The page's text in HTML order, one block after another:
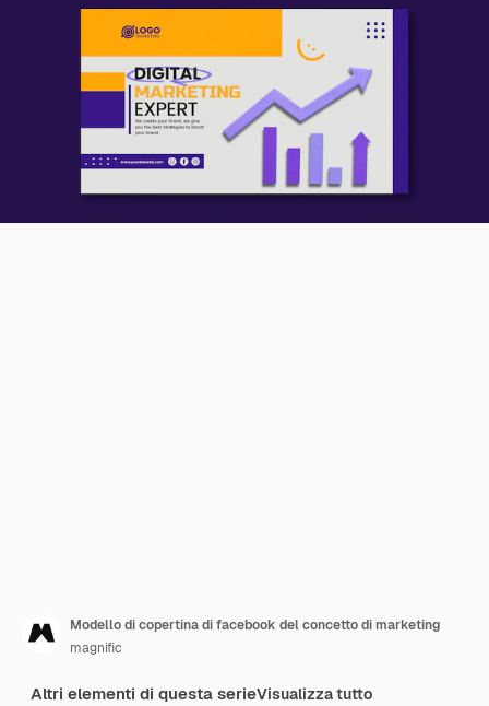
Modello di copertina di facebook del concetto di marketing
magnific
Altri elementi di questa serieVisualizza tutto